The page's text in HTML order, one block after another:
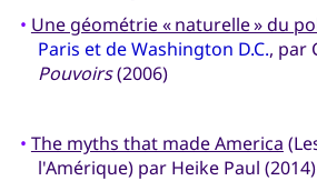
• Une géométrie « naturelle » du
Paris et de Washington D.C., par
Pouvoirs(2006)
• The myths that made America
l'Amérique) par Heike Paul (2014)